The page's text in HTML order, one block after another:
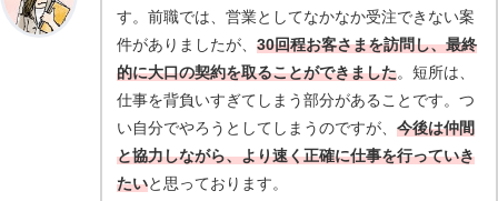
す。前職では、営業としてなかなか受注できない案
件がありましたが、 30回程お客さまを訪問し、最終
的に大口の契約を取ることができました。短所は、
仕事を背負いすぎてしまう部分があることです。つ
い自分でやろうとしてしまうのですが、 今後は仲間
と協力しながら、より速く正確に仕事を行っていき
たいと思っております。